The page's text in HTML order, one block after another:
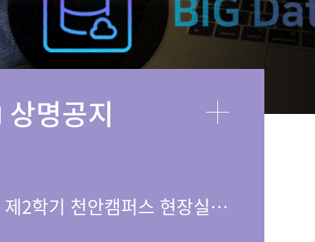
2026학년도 제2학기 천안캠퍼스 현장실습학기제 모집 안내_(주)에이팜건강
상명공지